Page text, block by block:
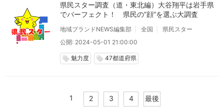
県民スター調査（道・東北編）大谷翔平は岩手県
でパーフェクト！ 県民の”顔”を選ぶ大調査
地域ブランドNEWS編集部 全国
県民スター
公開: 2024-05-01 21:00:00
local_offer 魅力度 local_offer 47都道府県
1 2 3 4 最後